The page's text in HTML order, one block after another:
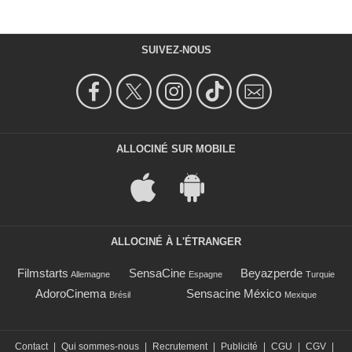
SUIVEZ-NOUS
ALLOCINÉ SUR MOBILE
ALLOCINÉ À L'ÉTRANGER
Filmstarts Allemagne SensaCine Espagne Beyazperde Turquie
AdoroCinema Brésil Sensacine México Mexique
Contact | Qui sommes-nous | Recrutement | Publicité | CGU | CGV |